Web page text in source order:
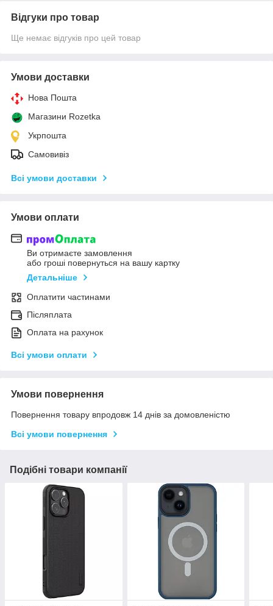
Відгуки про товар
Ще немає відгуків про цей товар
Умови доставки
Нова Пошта
Магазини Rozetka
Укрпошта
Самовивіз
Всі умови доставки
Умови оплати
Ви отримаєте замовлення
або гроші повернуться на вашу картку
Детальніше
Оплатити частинами
Післяплата
Оплата на рахунок
Всі умови оплати
Умови повернення
Повернення товару впродовж 14 днів за домовленістю
Всі умови повернення
Подібні товари компанії